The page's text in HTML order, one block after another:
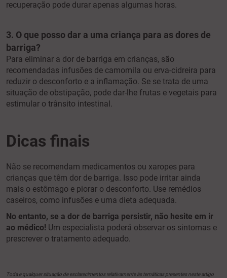
recuperação pode durar apenas algumas horas.
3. O que posso dar a uma criança para as dores de
barriga?
Para eliminar a dor de barriga em crianças, são
recomendadas infusões de camomila ou erva-cidreira para
reduzir o desconforto e a inflamação. Se se trata de uma
situação de obstipação, pode dar-lhe frutas e vegetais para
estimular o trânsito intestinal.
Dicas finais
Não se recomendam medicamentos ou xaropes para
crianças que têm dor de barriga. Isso pode irritar ainda
mais o estômago e piorar o desconforto. Use remédios
caseiros, como infusões e uma dieta adequada.
No entanto, se a dor de barriga persistir, não hesite em ir
ao médico! Um especialista poderá observar os sintomas e
prescrever o tratamento adequado.
Toda e qualquer situação de esclarecimentos relativamente às temáticas presentes neste artigo